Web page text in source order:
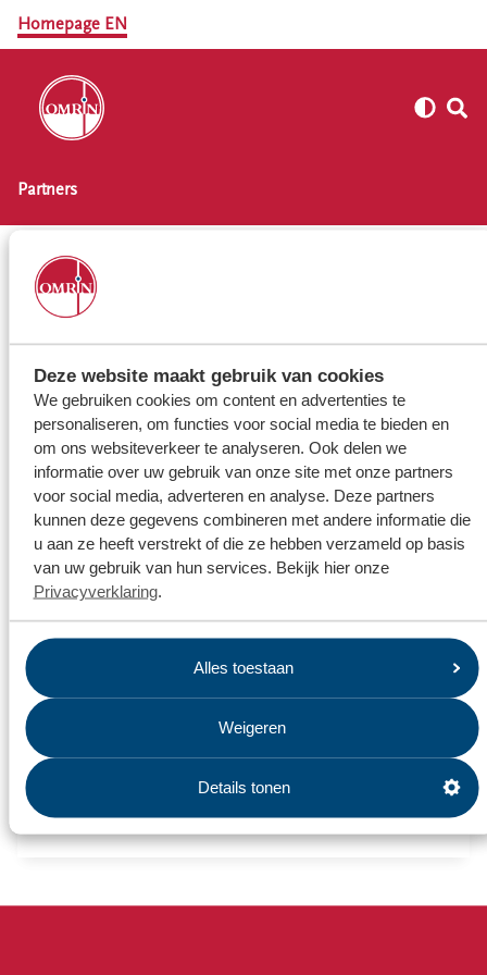
Deze website maakt gebruik van cookies
We gebruiken cookies om content en advertenties te
personaliseren, om functies voor social media te bieden en
om ons websiteverkeer te analyseren. Ook delen we
informatie over uw gebruik van onze site met onze partners
voor social media, adverteren en analyse. Deze partners
kunnen deze gegevens combineren met andere informatie die
u aan ze heeft verstrekt of die ze hebben verzameld op basis
van uw gebruik van hun services. Bekijk hier onze
Privacyverklaring.
Alles toestaan
Weigeren
Details tonen
Homepage EN
Partners
Home
Sustainable partners